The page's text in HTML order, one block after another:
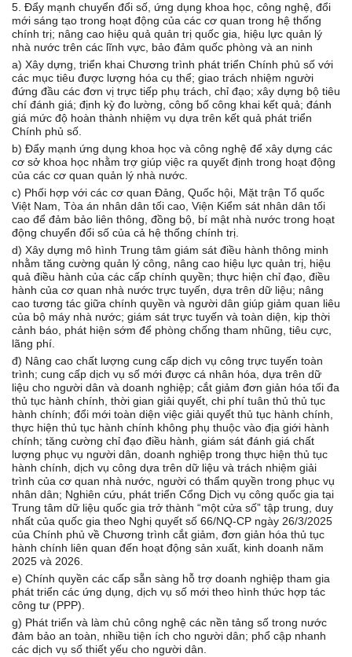
5. Đẩy mạnh chuyển đổi số, ứng dụng khoa học, công nghệ, đổi
mới sáng tạo trong hoạt động của các cơ quan trong hệ thống
chính trị; nâng cao hiệu quả quản trị quốc gia, hiệu lực quản lý
nhà nước trên các lĩnh vực, bảo đảm quốc phòng và an ninh
a) Xây dựng, triển khai Chương trình phát triển Chính phủ số với
các mục tiêu được lượng hóa cụ thể; giao trách nhiệm người
đứng đầu các đơn vị trực tiếp phụ trách, chỉ đạo; xây dựng bộ tiêu
chí đánh giá; định kỳ đo lường, công bố công khai kết quả; đánh
giá mức độ hoàn thành nhiệm vụ dựa trên kết quả phát triển
Chính phủ số.
b) Đẩy mạnh ứng dụng khoa học và công nghệ để xây dựng các
cơ sở khoa học nhằm trợ giúp việc ra quyết định trong hoạt động
của các cơ quan quản lý nhà nước.
c) Phối hợp với các cơ quan Đảng, Quốc hội, Mặt trận Tổ quốc
Việt Nam, Tòa án nhân dân tối cao, Viện Kiểm sát nhân dân tối
cao để đảm bảo liên thông, đồng bộ, bí mật nhà nước trong hoạt
động chuyển đổi số của cả hệ thống chính trị.
d) Xây dựng mô hình Trung tâm giám sát điều hành thông minh
nhằm tăng cường quản lý công, nâng cao hiệu lực quản trị, hiệu
quả điều hành của các cấp chính quyền; thực hiện chỉ đạo, điều
hành của cơ quan nhà nước trực tuyến, dựa trên dữ liệu; nâng
cao tương tác giữa chính quyền và người dân giúp giảm quan liêu
của bộ máy nhà nước; giám sát trực tuyến và toàn diện, kịp thời
cảnh báo, phát hiện sớm để phòng chống tham nhũng, tiêu cực,
lãng phí.
đ) Nâng cao chất lượng cung cấp dịch vụ công trực tuyến toàn
trình; cung cấp dịch vụ số mới được cá nhân hóa, dựa trên dữ
liệu cho người dân và doanh nghiệp; cắt giảm đơn giản hóa tối đa
thủ tục hành chính, thời gian giải quyết, chi phí tuân thủ thủ tục
hành chính; đổi mới toàn diện việc giải quyết thủ tục hành chính,
thực hiện thủ tục hành chính không phụ thuộc vào địa giới hành
chính; tăng cường chỉ đạo điều hành, giám sát đánh giá chất
lượng phục vụ người dân, doanh nghiệp trong thực hiện thủ tục
hành chính, dịch vụ công dựa trên dữ liệu và trách nhiệm giải
trình của cơ quan nhà nước, người có thẩm quyền trong phục vụ
nhân dân; Nghiên cứu, phát triển Cổng Dịch vụ công quốc gia tại
Trung tâm dữ liệu quốc gia trở thành “một cửa số” tập trung, duy
nhất của quốc gia theo Nghị quyết số 66/NQ-CP ngày 26/3/2025
của Chính phủ về Chương trình cắt giảm, đơn giản hóa thủ tục
hành chính liên quan đến hoạt động sản xuất, kinh doanh năm
2025 và 2026.
e) Chính quyền các cấp sẵn sàng hỗ trợ doanh nghiệp tham gia
phát triển các ứng dụng, dịch vụ số mới theo hình thức hợp tác
công tư (PPP).
g) Phát triển và làm chủ công nghệ các nền tảng số trong nước
đảm bảo an toàn, nhiều tiện ích cho người dân; phổ cập nhanh
các dịch vụ số thiết yếu cho người dân.